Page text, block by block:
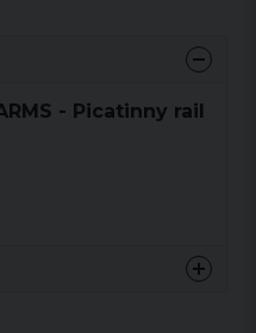
- Picatinny rail